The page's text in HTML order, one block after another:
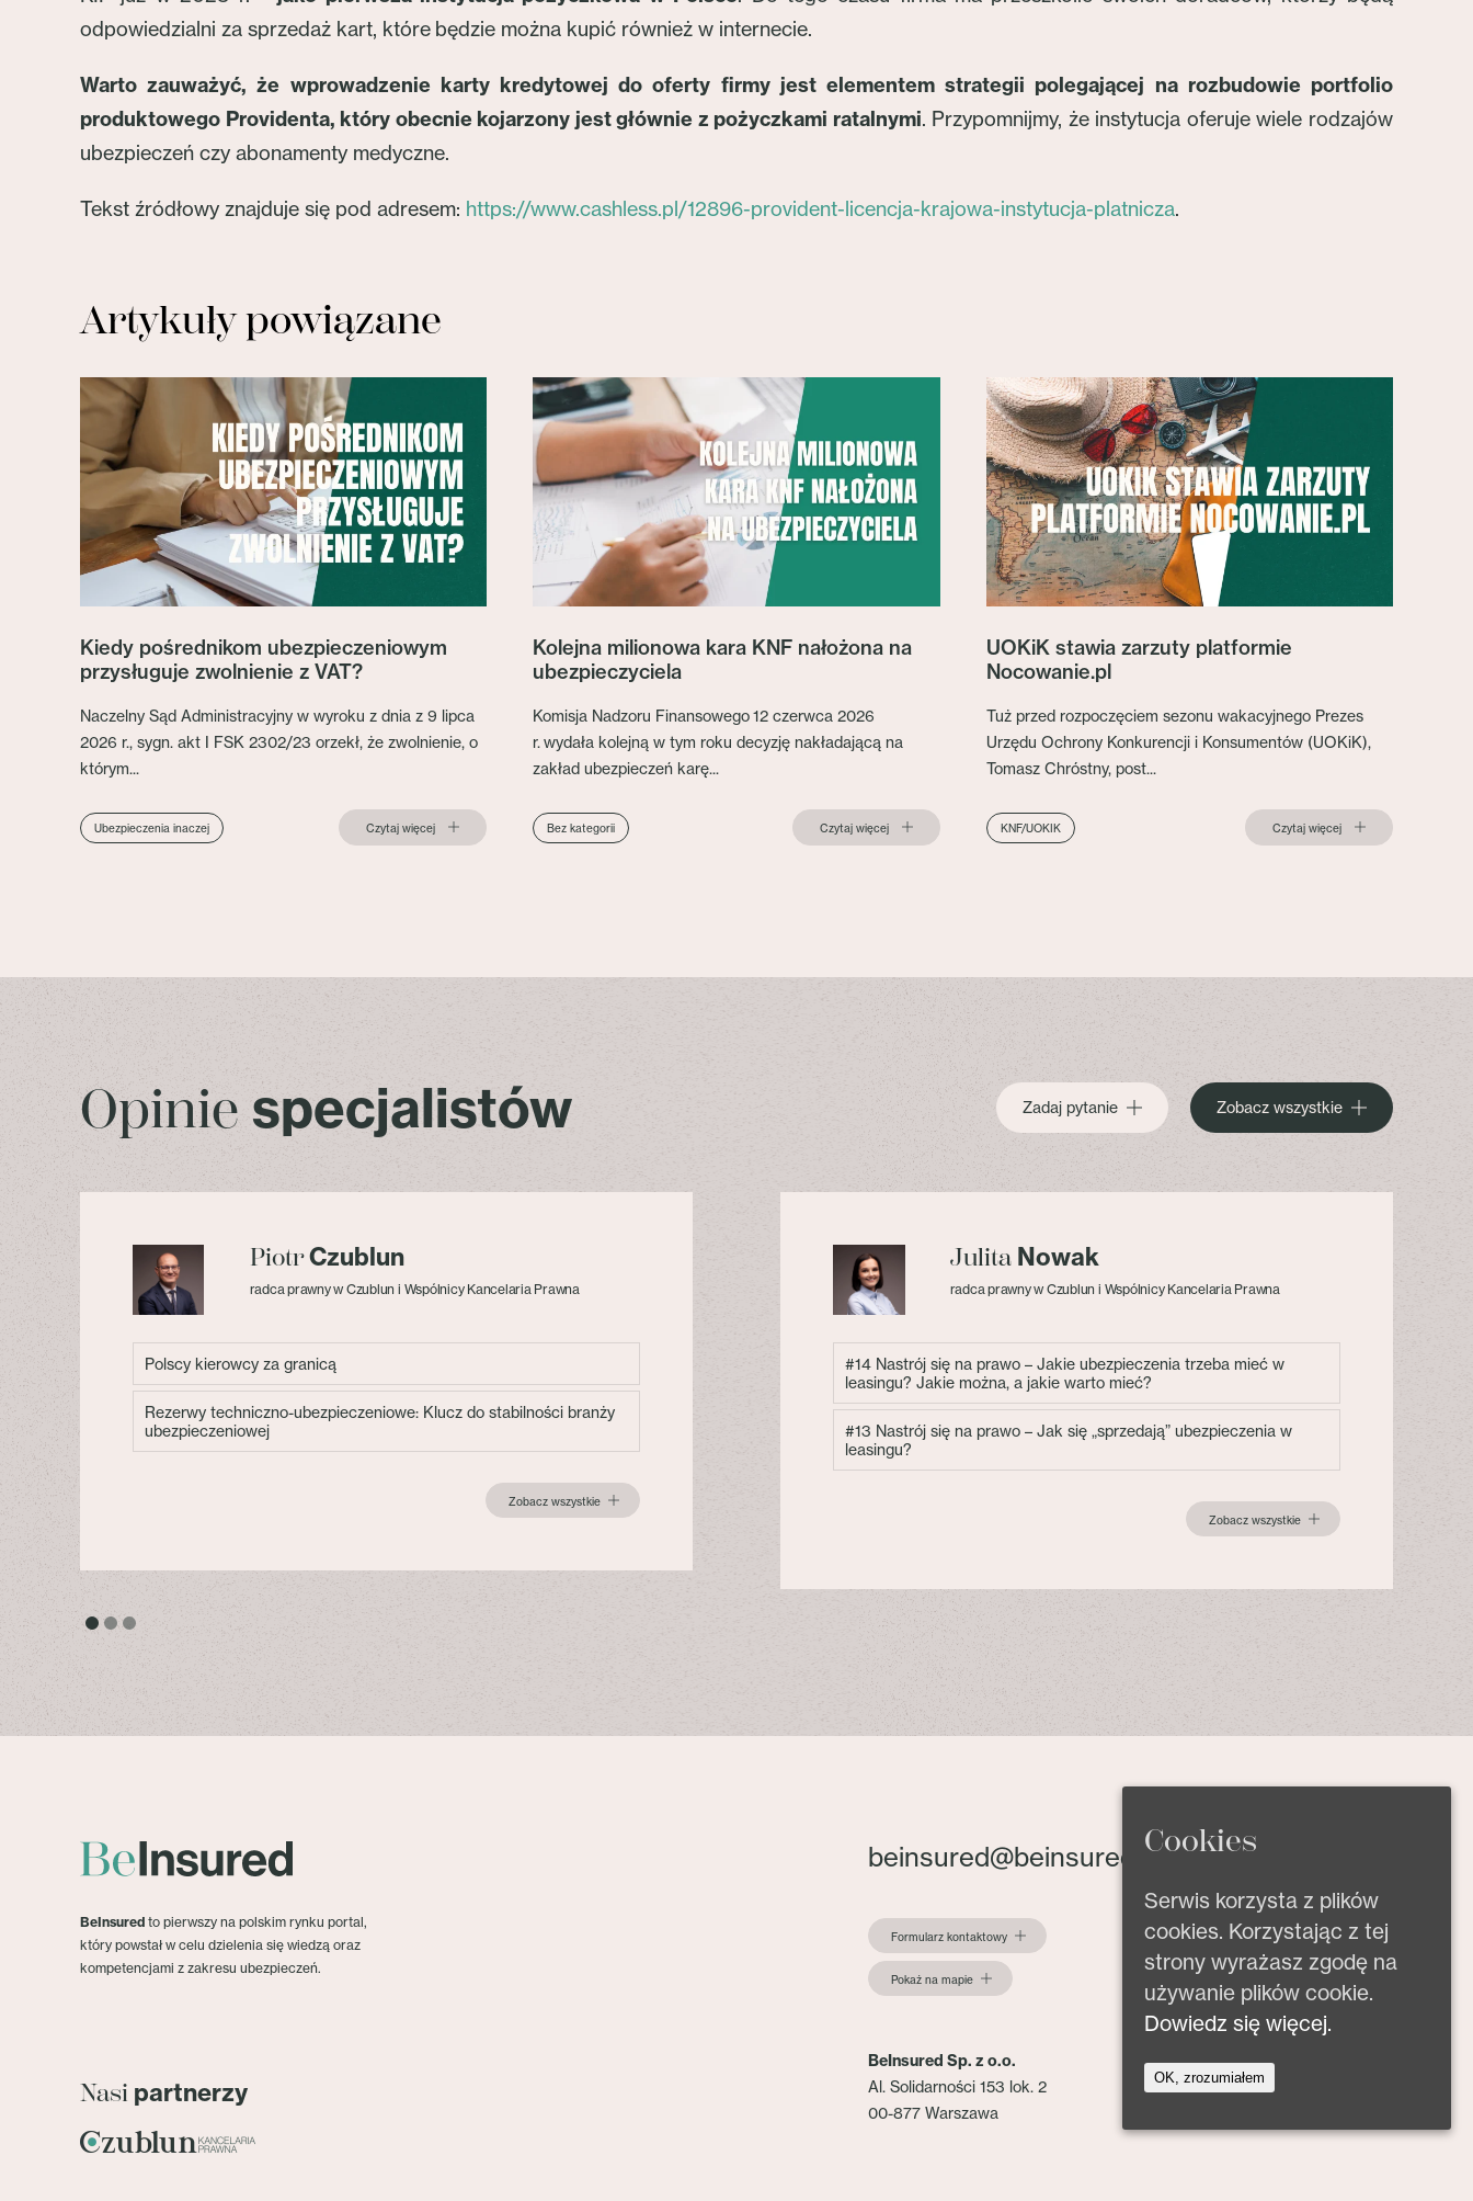
odpowiedzialni za sprzedaż kart, które będzie można kupić również w internecie.
Warto zauważyć, że wprowadzenie karty kredytowej do oferty firmy jest elementem strategii polegającej na rozbudowie portfolio
produktowego Providenta, który obecnie kojarzony jest głównie z pożyczkami ratalnymi. Przypomnijmy, że instytucja oferuje wiele rodzajów
ubezpieczeń czy abonamenty medyczne.
Tekst źródłowy znajduje się pod adresem: https://www.cashless.pl/12896-provident-licencja-krajowa-instytucja-platnicza.
Artykuły powiązane
Kiedy pośrednikom ubezpieczeniowym
przysługuje zwolnienie z VAT?
Naczelny Sąd Administracyjny w wyroku z dnia z 9 lipca
2026 r., sygn. akt I FSK 2302/23 orzekł, że zwolnienie, o
którym...
Ubezpieczenia inaczej Czytaj więcej
Kolejna milionowa kara KNF nałożona na
ubezpieczyciela
Komisja Nadzoru Finansowego 12 czerwca 2026
r. wydała kolejną w tym roku decyzję nakładającą na
zakład ubezpieczeń karę...
Bez kategorii Czytaj więcej
UOKiK stawia zarzuty platformie
Nocowanie.pl
Tuż przed rozpoczęciem sezonu wakacyjnego Prezes
Urzędu Ochrony Konkurencji i Konsumentów (UOKiK),
Tomasz Chróstny, post...
KNF/UOKIK Czytaj więcej
Opinie specjalistów Zadaj pytanie Zobacz wszystkie
PiotrCzublun
radca prawny w Czublun i Wspólnicy Kancelaria Prawna
Polscy kierowcy za granicą
Rezerwy techniczno-ubezpieczeniowe: Klucz do stabilności branży
ubezpieczeniowej
Zobacz wszystkie
Julita Nowak
radca prawny w Czublun i Wspólnicy Kancelaria Prawna
#14 Nastrój się na prawo – Jakie ubezpieczenia trzeba mieć w
leasingu? Jakie można, a jakie warto mieć?
#13 Nastrój się na prawo – Jak się „sprzedają” ubezpieczenia w
leasingu?
Zobacz wszystkie
BeInsured to pierwszy na polskim rynku portal,
który powstał w celu dzielenia się wiedzą oraz
kompetencjami z zakresu ubezpieczeń.
Nasi partnerzy
beinsured@beinsured.pl
Formularz kontaktowy
Pokaż na mapie
BeInsured Sp. z o.o.
Al. Solidarności 153 lok. 2
00-877 Warszawa
Cookies
Serwis korzysta z plików
cookies. Korzystając z tej
strony wyrażasz zgodę na
używanie plików cookie.
Dowiedz się więcej.
OK, zrozumiałem